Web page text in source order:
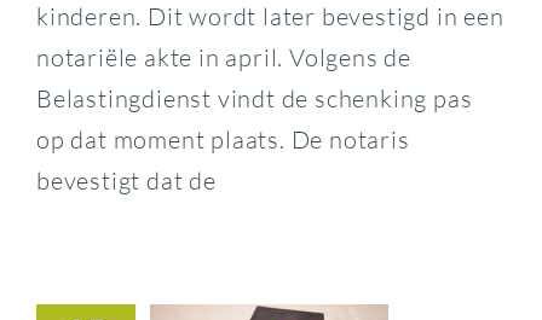
kinderen. Dit wordt later bevestigd in een
notariële akte in april. Volgens de
Belastingdienst vindt de schenking pas
op dat moment plaats. De notaris
bevestigt dat de